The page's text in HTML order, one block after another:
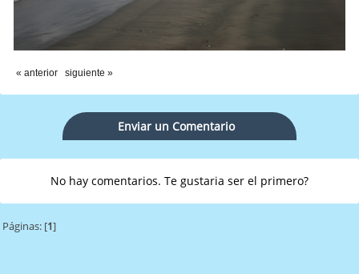
« anterior siguiente »
Enviar un Comentario
No hay comentarios. Te gustaria ser el primero?
Páginas: [1]